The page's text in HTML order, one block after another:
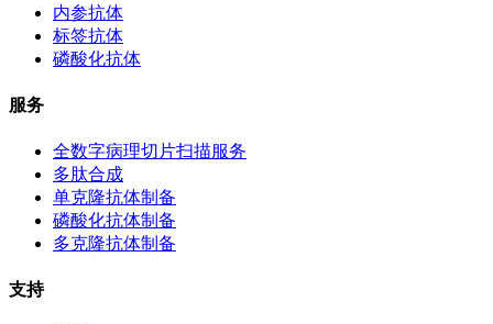
内参抗体
标签抗体
磷酸化抗体
服务
全数字病理切片扫描服务
多肽合成
单克隆抗体制备
磷酸化抗体制备
多克隆抗体制备
支持